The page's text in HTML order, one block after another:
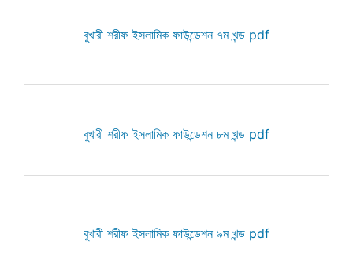
বুখারী শরীফ ইসলামিক ফাউন্ডেশন ৭ম খন্ড pdf
বুখারী শরীফ ইসলামিক ফাউন্ডেশন ৮ম খন্ড pdf
বুখারী শরীফ ইসলামিক ফাউন্ডেশন ৯ম খন্ড pdf